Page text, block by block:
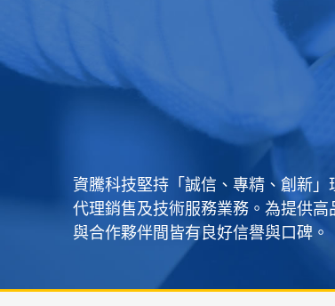
資騰科技堅持「誠信、專精、創新
代理銷售及技術服務業務。為提供
與合作夥伴間皆有良好信譽與口碑。